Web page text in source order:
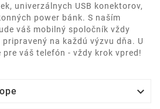
univerzálnych USB konektorov,
power bánk. S naším
váš mobilný spoločník vždy
na každú výzvu dňa. U
váš telefón - vždy krok vpred!
